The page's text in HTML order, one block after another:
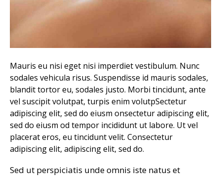
Mauris eu nisi eget nisi imperdiet vestibulum. Nunc
sodales vehicula risus. Suspendisse id mauris sodales,
blandit tortor eu, sodales justo. Morbi tincidunt, ante
vel suscipit volutpat, turpis enim volutpSectetur
adipiscing elit, sed do eiusm onsectetur adipiscing elit,
sed do eiusm od tempor incididunt ut labore. Ut vel
placerat eros, eu tincidunt velit. Consectetur
adipiscing elit, adipiscing elit, sed do.
Sed ut perspiciatis unde omnis iste natus et